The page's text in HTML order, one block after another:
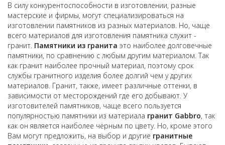
В силу конкурентоспособности в изготовлении, разные
мастерские и фирмы, могут специализироваться на
изготовлении памятников из разных материалов. Но, чаще
всего материалов для изготовления памятника служит -
гранит. Памятники из гранита это наиболее долговечные
памятники, по сравнению с любым другим материалом. Так
как гранит наиболее прочный материал, поэтому срок
службы гранитного изделия более долгий чем у других
материалов. Гранит, также, имеет различные оттенки, в
зависимости от месторождений где его добывают. У
изготовителей памятников, чаще всего пользуется
популярностью памятники из материала гранит Gabbro, так
как он является наиболее чёрным по цвету. Но, кроме этого
Вам могут предложить, на выбор и другие гранитные